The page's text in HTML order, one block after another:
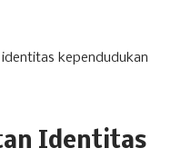
kependudukan
Identitas